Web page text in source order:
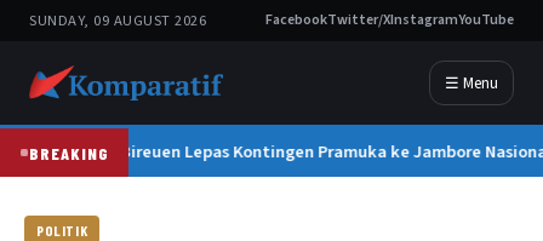
SUNDAY, 09 AUGUST 2026 FacebookTwitter/XInstagramYouTube
☰ Menu
BREAKING
Bupati Bireuen Lepas Kontingen Pramuka ke Jambore
POLITIK